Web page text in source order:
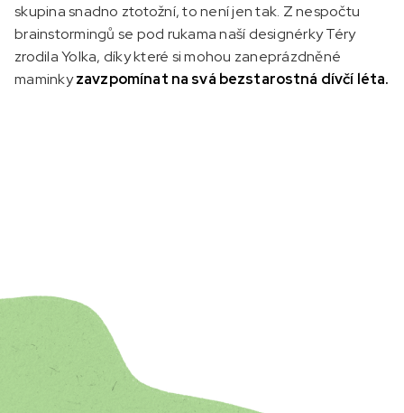
skupina snadno ztotožní, to není jen tak. Z nespočtu
brainstormingů se pod rukama naší designérky Téry
zrodila Yolka, díky které si mohou zaneprázdněné
maminkyzavzpomínat na svá bezstarostná dívčí léta.